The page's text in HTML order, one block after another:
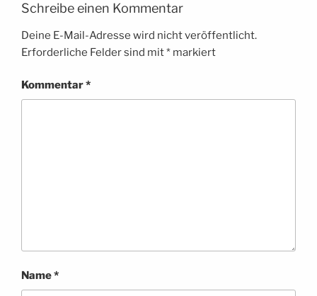
Schreibe einen Kommentar
Deine E-Mail-Adresse wird nicht veröffentlicht.
Erforderliche Felder sind mit* markiert
Kommentar*
Name*